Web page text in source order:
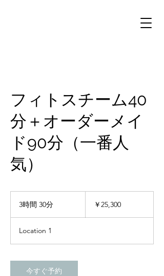
フィトスチーム40
分＋オーダーメイ
ド90分（一番人
気）
3時間 30分
0
￥25,300
Location 1
今すぐ予約